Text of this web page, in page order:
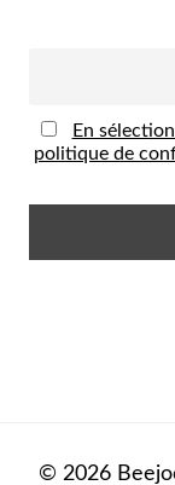
En
politique de
© 2026